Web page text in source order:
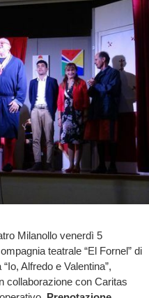
Milanollo venerdì 5
teatrale “El Fornel” di
Alfredo e Valentina”,
collaborazione con Caritas